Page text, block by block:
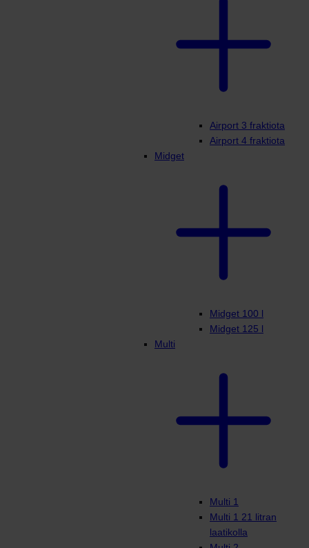
Airport 3 fraktiota
Airport 4 fraktiota
Midget
Midget 100 l
Midget 125 l
Multi
Multi 1
Multi 1 21 litran
laatikolla